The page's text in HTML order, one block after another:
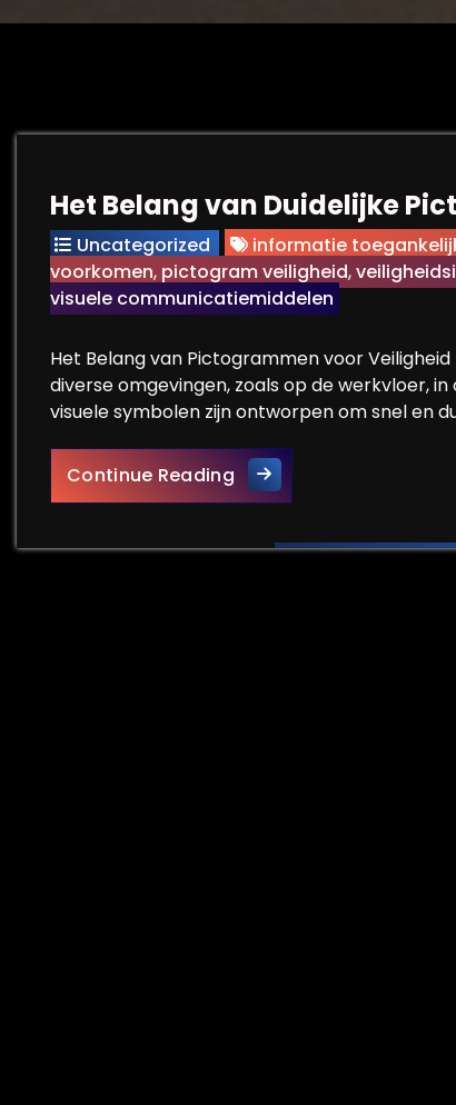
Het Belang van Duidelijke
Uncategorized informatie
voorkomen, pictogram veiligheid,
visuele communicatiemiddelen
Het Belang van Pictogrammen voor
diverse omgevingen, zoals op de werkvloer,
visuele symbolen zijn ontworpen om snel en
Continue ReadingHet Belang van